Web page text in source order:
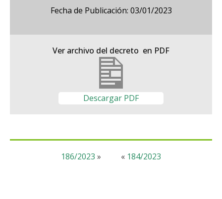
Fecha de Publicación: 03/01/2023
Ver archivo del decreto en PDF
Descargar PDF
« 184/2023
186/2023 »